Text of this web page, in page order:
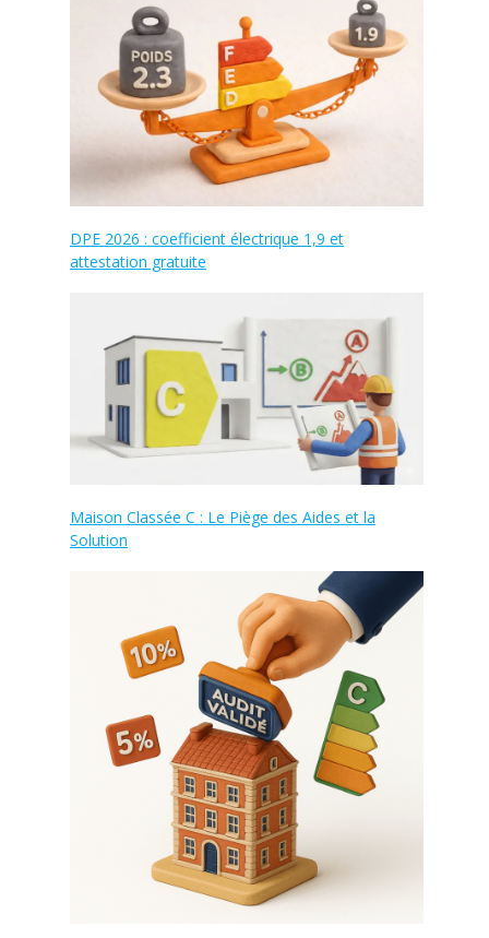
DPE 2026 : coefficient électrique 1,9 et
attestation gratuite
Maison Classée C : Le Piège des Aides et la
Solution